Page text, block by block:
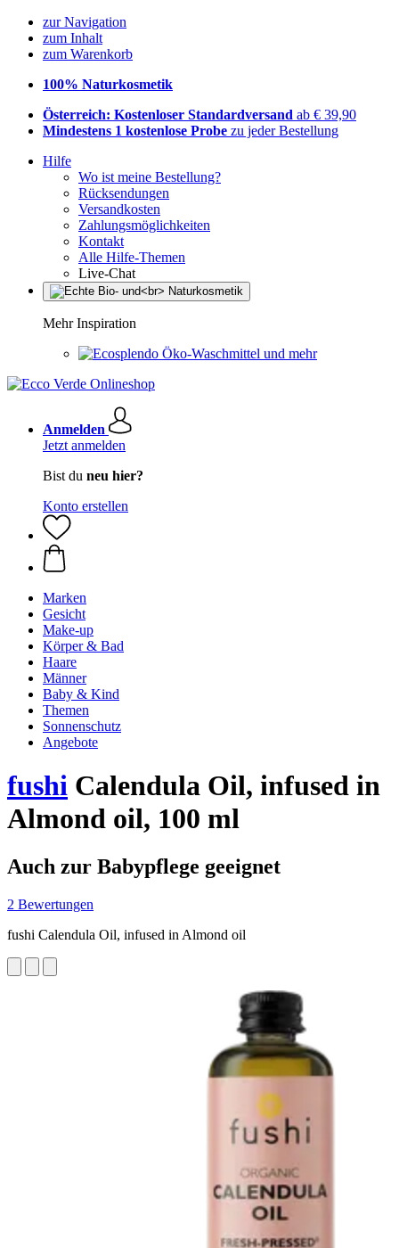
zur Navigation
zum Inhalt
zum Warenkorb
100% Naturkosmetik
Österreich: Kostenloser Standardversand ab € 39,90
Mindestens 1 kostenlose Probe zu jeder Bestellung
Hilfe
Wo ist meine Bestellung?
Rücksendungen
Versandkosten
Zahlungsmöglichkeiten
Kontakt
Alle Hilfe-Themen
Live-Chat
Mehr Inspiration
Öko-Waschmittel und mehr
Anmelden
Jetzt anmelden
Bist du neu hier?
Konto erstellen
Marken
Gesicht
Make-up
Körper & Bad
Haare
Männer
Baby & Kind
Themen
Sonnenschutz
Angebote
fushi Calendula Oil, infused in
Almond oil, 100 ml
Auch zur Babypflege geeignet
2 Bewertungen
fushi Calendula Oil, infused in Almond oil